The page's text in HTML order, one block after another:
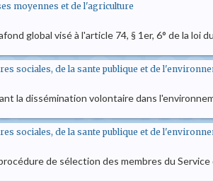
moyennes et de l'agriculture
global visé à l'article 74, § 1er, 6° de la
sociales, de la sante publique et de
la dissémination volontaire dans
sociales, de la sante publique et de
de sélection des membres du